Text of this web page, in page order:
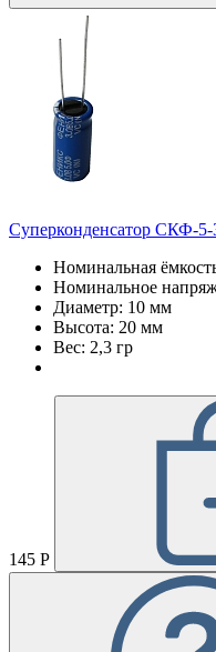
Суперконденсатор СКФ-
Номинальная
Номинальное
Диаметр: 10 мм
Высота: 20 мм
Вес: 2,3 гр
145 Р